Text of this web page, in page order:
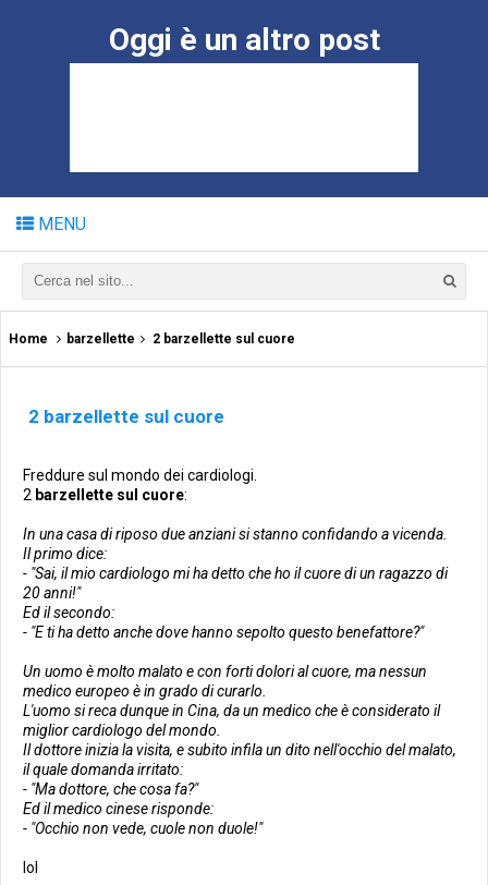
Oggi è un altro post
MENU
Home barzellette 2 barzellette sul cuore
2 barzellette sul cuore
Freddure sul mondo dei cardiologi.
2 barzellette sul cuore:
In una casa di riposo due anziani si stanno confidando a vicenda.
Il primo dice:
- "Sai, il mio cardiologo mi ha detto che ho il cuore di un ragazzo di
20 anni!"
Ed il secondo:
- "E ti ha detto anche dove hanno sepolto questo benefattore?"
Un uomo è molto malato e con forti dolori al cuore, ma nessun
medico europeo è in grado di curarlo.
L'uomo si reca dunque in Cina, da un medico che è considerato il
miglior cardiologo del mondo.
Il dottore inizia la visita, e subito infila un dito nell'occhio del malato,
il quale domanda irritato:
- "Ma dottore, che cosa fa?"
Ed il medico cinese risponde:
- "Occhio non vede, cuole non duole!"
lol